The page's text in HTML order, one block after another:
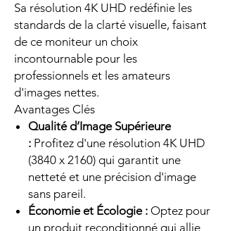
Sa résolution 4K UHD redéfinie les
standards de la clarté visuelle, faisant
de ce moniteur un choix
incontournable pour les
professionnels et les amateurs
d'images nettes.
Avantages Clés
Qualité d’Image Supérieure
: Profitez d'une résolution 4K UHD
(3840 x 2160) qui garantit une
netteté et une précision d'image
sans pareil.
Économie et Écologie : Optez pour
un produit reconditionné qui allie